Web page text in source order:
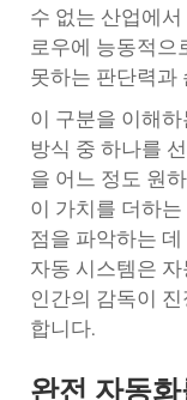
수 없는 산업에
로우에 능동적으
못하는 판단력과
이 구분을 이해
방식 중 하나를
을 어느 정도 원
이 가치를 더하
점을 파악하는
자동 시스템은
인간의 감독이
합니다.
완전 자동